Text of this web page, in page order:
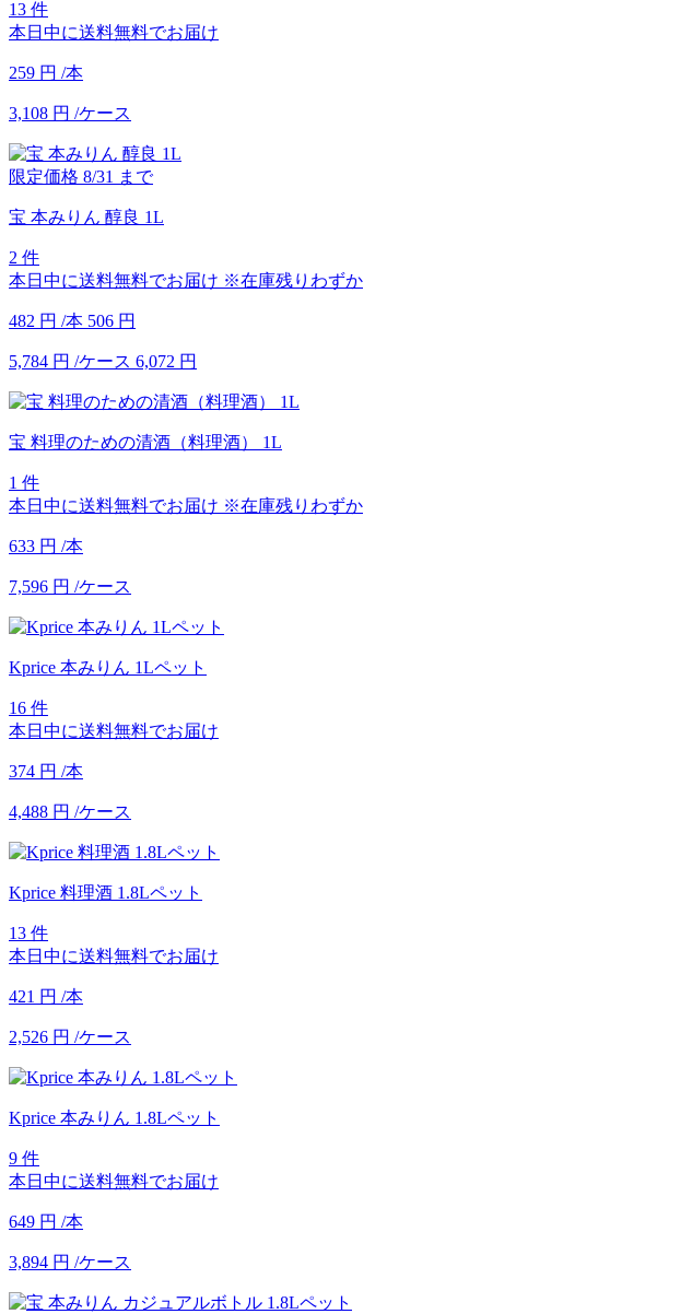
13 件
本日中に送料無料でお届け
259 円 /本
3,108 円 /ケース
限定価格 8/31 まで
宝 本みりん 醇良 1L
2 件
本日中に送料無料でお届け ※在庫残りわずか
482 円 /本 506 円
5,784 円 /ケース 6,072 円
宝 料理のための清酒（料理酒） 1L
1 件
本日中に送料無料でお届け ※在庫残りわずか
633 円 /本
7,596 円 /ケース
Kprice 本みりん 1Lペット
16 件
本日中に送料無料でお届け
374 円 /本
4,488 円 /ケース
Kprice 料理酒 1.8Lペット
13 件
本日中に送料無料でお届け
421 円 /本
2,526 円 /ケース
Kprice 本みりん 1.8Lペット
9 件
本日中に送料無料でお届け
649 円 /本
3,894 円 /ケース